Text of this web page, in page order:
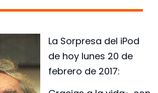
La Sorpresa del iPod
de hoy lunes 20 de
febrero de 2017: